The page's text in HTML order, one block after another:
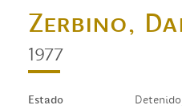
Zerbino,
1977
Estado